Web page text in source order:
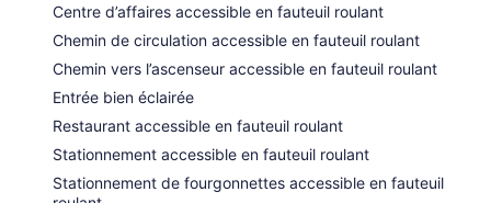
Centre d’affaires accessible en fauteuil roulant
Chemin de circulation accessible en fauteuil roulant
Chemin vers l’ascenseur accessible en fauteuil roulant
Entrée bien éclairée
Restaurant accessible en fauteuil roulant
Stationnement accessible en fauteuil roulant
Stationnement de fourgonnettes accessible en fauteuil